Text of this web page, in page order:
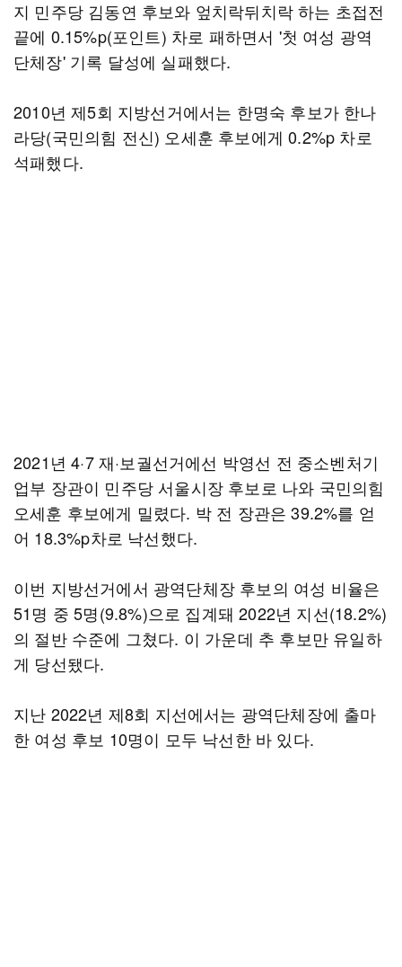
지 민주당 김동연 후보와 엎치락뒤치락 하는 초접전
끝에 0.15%p(포인트) 차로 패하면서 '첫 여성 광역
단체장' 기록 달성에 실패했다.
2010년 제5회 지방선거에서는 한명숙 후보가 한나
라당(국민의힘 전신) 오세훈 후보에게 0.2%p 차로
석패했다.
2021년 4·7 재·보궐선거에선 박영선 전 중소벤처기
업부 장관이 민주당 서울시장 후보로 나와 국민의힘
오세훈 후보에게 밀렸다. 박 전 장관은 39.2%를 얻
어 18.3%p차로 낙선했다.
이번 지방선거에서 광역단체장 후보의 여성 비율은
51명 중 5명(9.8%)으로 집계돼 2022년 지선(18.2%)
의 절반 수준에 그쳤다. 이 가운데 추 후보만 유일하
게 당선됐다.
지난 2022년 제8회 지선에서는 광역단체장에 출마
한 여성 후보 10명이 모두 낙선한 바 있다.